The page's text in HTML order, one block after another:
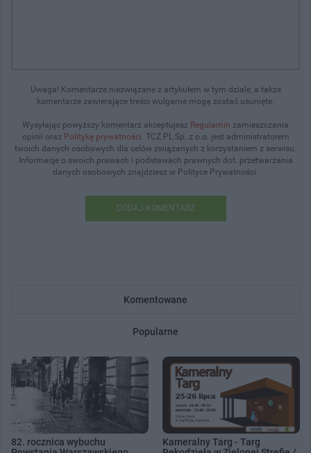
Uwaga! Komentarze niezwiązane z artykułem w tym dziale, a także
komentarze zawierające treści wulgarne mogą zostać usunięte.
Wysyłając powyższy komentarz akceptujesz Regulamin zamieszczania
opinii oraz Politykę prywatności. TCZ.PL Sp. z o.o. jest administratorem
twoich danych osobowych dla celów związanych z korzystaniem z serwisu.
Informacje o swoich prawach i podstawach prawnych dot. przetwarzania
danych osobowych znajdziesz w Polityce Prywatności.
DODAJ KOMENTARZ
Komentowane
Popularne
82. rocznica wybuchu
Kameralny Targ - Targ